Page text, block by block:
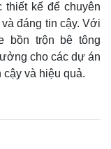
thiết kế để chuyên
đáng tin cậy. Với
bồn trộn bê tông
cho các dự án
và hiệu quả.